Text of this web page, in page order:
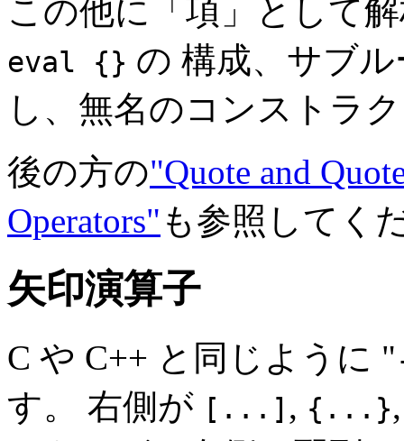
この他に「項」として
eval {} の 構成、サブ
し、無名のコンストラ
後の方の"Quote and
Operators" も参照してく
矢印演算子
C や C++ と同じように "
す。 右側が [...] , {...}